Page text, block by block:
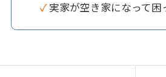
✓ 実家が空き家になって困